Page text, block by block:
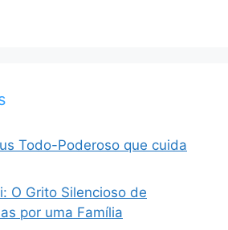
Todo-Poderoso que cuida
O Grito Silencioso de
por uma Família